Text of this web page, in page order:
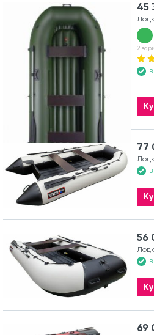
45
2
В
77
В
56
В
69